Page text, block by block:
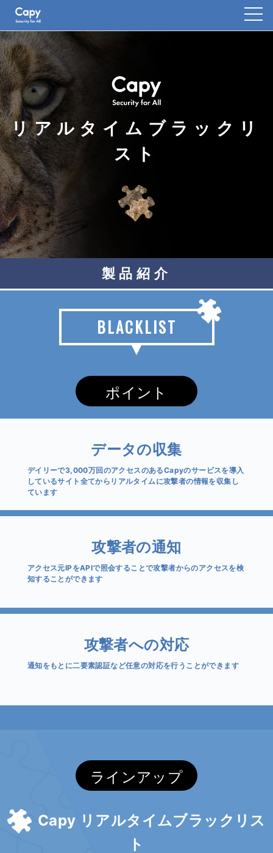
リアルタイムブラックリ
スト
製品紹介
BLACKLIST
ポイント
データの収集
デイリーで3,000万回のアクセスのあるCapyのサービスを導入
しているサイト全てからリアルタイムに攻撃者の情報を収集し
ています
攻撃者の通知
アクセス元IPをAPIで照会することで攻撃者からのアクセスを検
知することができます
攻撃者への対応
通知をもとに二要素認証など任意の対応を行うことができます
ラインアップ
Capy リアルタイムブラックリス
ト